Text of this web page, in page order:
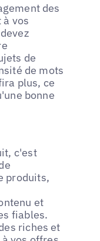
des
vos
de
de mots
plus, ce
bonne
c'est
produits,
et
fiables.
riches et